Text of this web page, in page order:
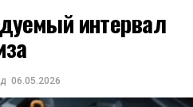
интервал
06.05.2026